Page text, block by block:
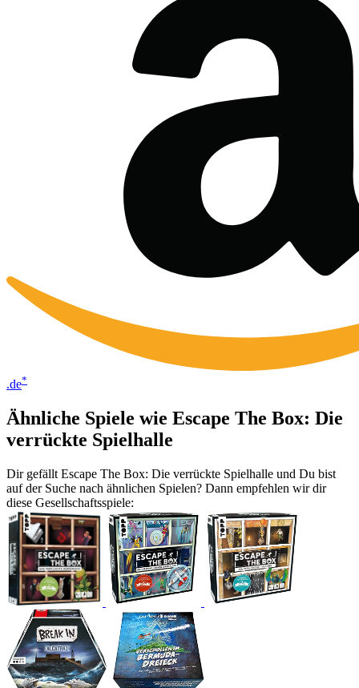
.de*
Ähnliche Spiele wie Escape The Box: Die
verrückte Spielhalle
Dir gefällt Escape The Box: Die verrückte Spielhalle und Du bist
auf der Suche nach ähnlichen Spielen? Dann empfehlen wir dir
diese Gesellschaftsspiele: